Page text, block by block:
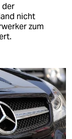
der
nicht
zum